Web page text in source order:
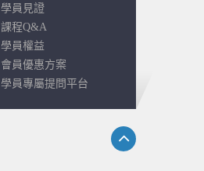
學員見證
課程Q&A
學員權益
會員優惠方案
學員專屬提問平台